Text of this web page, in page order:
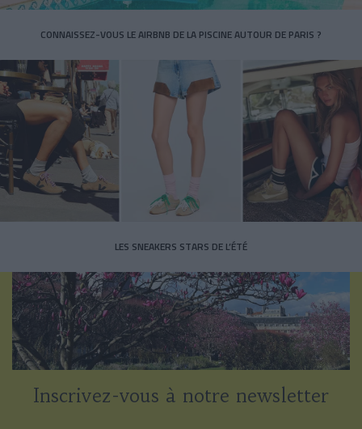
CONNAISSEZ-VOUS LE AIRBNB DE LA PISCINE AUTOUR DE PARIS ?
LES SNEAKERS STARS DE L’ÉTÉ
Inscrivez-vous à notre newsletter